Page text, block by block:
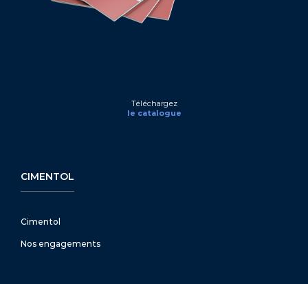
Téléchargez
le catalogue
CIMENTOL
Cimentol
Nos engagements